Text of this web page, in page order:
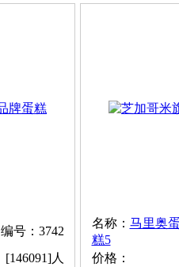
编号：3742
[146091]人
名称： 马里奥蛋
糕5
价格：